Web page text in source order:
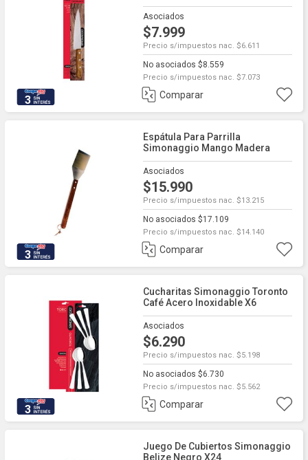
3
Asociados
$7.999
Precio s/impuestos nac. $6.611
No asociados $8.559
Precio s/impuestos nac. $7.073
Comparar
3
Espátula Para Parrilla
Simonaggio Mango Madera
40cm
Asociados
$15.990
Precio s/impuestos nac. $13.215
No asociados $17.109
Precio s/impuestos nac. $14.140
Comparar
3
Cucharitas Simonaggio Toronto
Café Acero Inoxidable X6
Asociados
$6.290
Precio s/impuestos nac. $5.198
No asociados $6.730
Precio s/impuestos nac. $5.562
Comparar
Juego De Cubiertos Simonaggio
Belize Negro X24